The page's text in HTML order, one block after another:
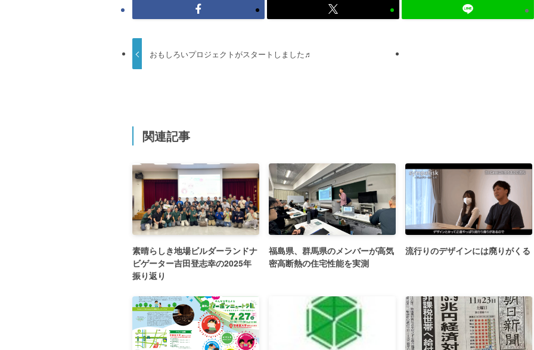
おもしろいプロジェクトがスタートしました♬
関連記事
素晴らしき地場ビルダーランドナ
ビゲーター吉田登志幸の2025年
振り返り
福島県、群馬県のメンバーが高気
密高断熱の住宅性能を実測
流行りのデザインには廃りがくる